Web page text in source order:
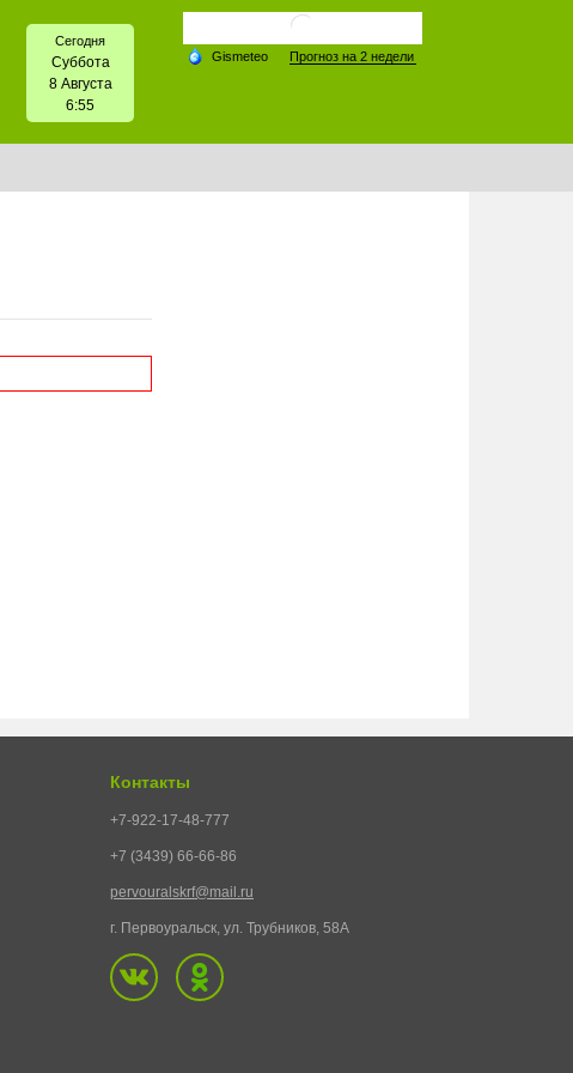
Сегодня
Суббота
8 Августа
6:55
Контакты
+7-922-17-48-777
+7 (3439) 66-66-86
pervouralskrf@mail.ru
г. Первоуральск, ул. Трубников, 58А